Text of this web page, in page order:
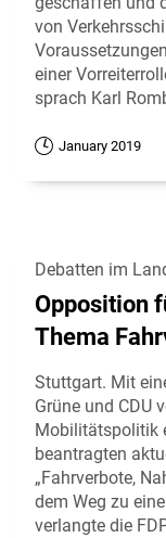
von
einer
sprach Karl
January 2019
Debatten im
Opposition
Thema
Stuttgart. Mit
Grüne und CDU
Mobilitätspolitik
beantragten
„Fahrverbote,
dem Weg zu
verlangte die